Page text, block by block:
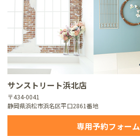
サンストリート浜北店
〒434-0041
静岡県浜松市浜名区平口2861番地
専用予約フォーム